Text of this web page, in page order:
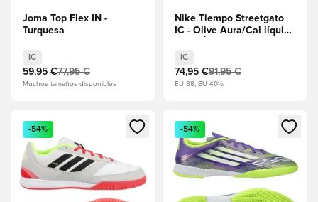
Joma Top Flex IN -
Turquesa
IC
59,95 €77,95 €
Muchos tamaños disponibles
Nike Tiempo Streetgato
IC - Olive Aura/Cal líquida
IC
74,95 €91,95 €
EU 38, EU 40½
Abre un modal para iniciar sesión o registrarse como
-54%
Abre un modal para iniciar
-54%